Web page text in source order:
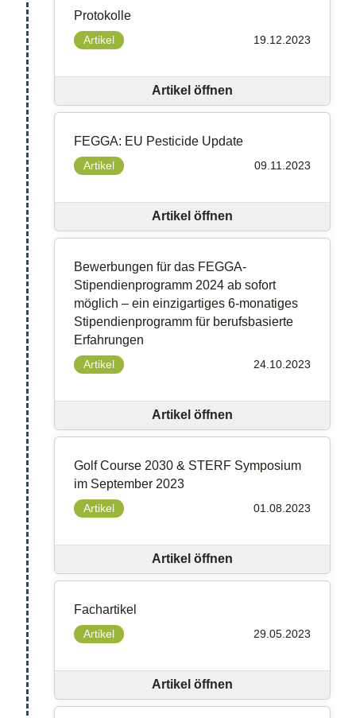
Protokolle
Artikel 19.12.2023
Artikel öffnen
FEGGA: EU Pesticide Update
Artikel 09.11.2023
Artikel öffnen
Bewerbungen für das FEGGA-
Stipendienprogramm 2024 ab sofort
möglich – ein einzigartiges 6-monatiges
Stipendienprogramm für berufsbasierte
Erfahrungen
Artikel 24.10.2023
Artikel öffnen
Golf Course 2030 & STERF Symposium
im September 2023
Artikel 01.08.2023
Artikel öffnen
Fachartikel
Artikel 29.05.2023
Artikel öffnen